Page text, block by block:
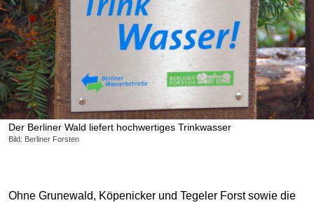
Der Berliner Wald liefert hochwertiges Trinkwasser
Bild: Berliner Forsten
Ohne Grunewald, Köpenicker und Tegeler Forst sowie die